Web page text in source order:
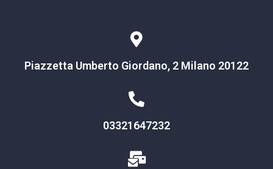
Piazzetta Umberto Giordano, 2 Milano 20122
03321647232